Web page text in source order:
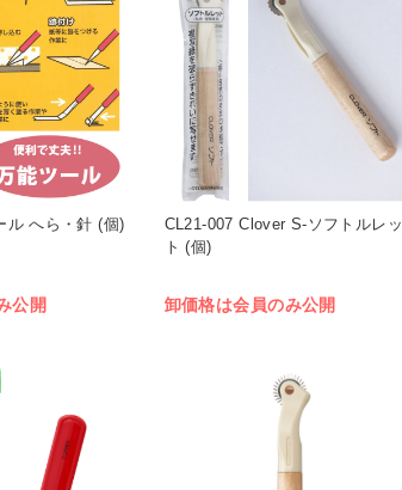
ル へら・針 (個)
公開
CL21-007 Clover S-ソフトルレッ
ト (個)
卸価格は会員のみ公開